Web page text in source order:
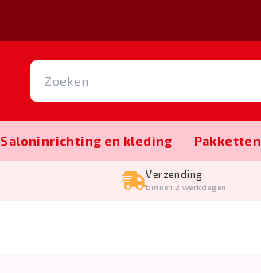
Salon­inrichting en kleding Pakketten
Verzending
binnen 2 werkdagen